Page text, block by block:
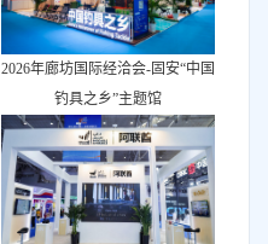
2026年廊坊国际经洽会-固安“中国
钓具之乡”主题馆